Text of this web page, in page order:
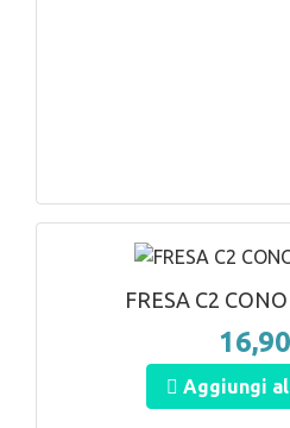
FRESA C2
Aggiungi